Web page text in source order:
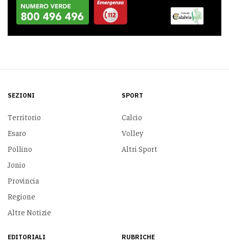
SEZIONI
Territorio
Esaro
Pollino
Jonio
Provincia
Regione
Altre Notizie
SPORT
Calcio
Volley
Altri Sport
EDITORIALI RUBRICHE